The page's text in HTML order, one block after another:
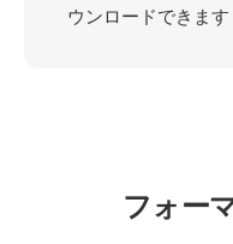
ウンロードできます
フォー